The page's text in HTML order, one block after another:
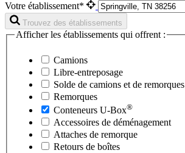
Votre établissement*
Trouvez des établissements
Afficher les établissements qui offrent :
Camions
Libre-entreposage
Solde de camions et de remorques
Remorques
Conteneurs U-Box®
Accessoires de déménagement
Attaches de remorque
Retours de boîtes